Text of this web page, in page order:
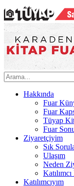
Hakkında
Fuar
Fuar
Tüyap
Fuar
Ziyaretçiyim
Sık
Ulaşım
Neden
Katılımcıyım